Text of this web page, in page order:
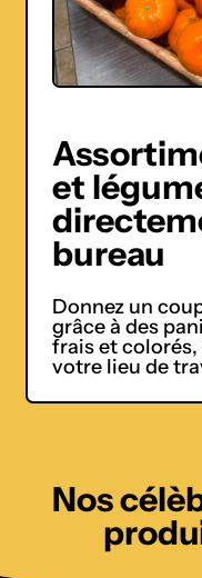
et
bureau
Donnez un
grâce à des
frais et
votre lieu de
Nos